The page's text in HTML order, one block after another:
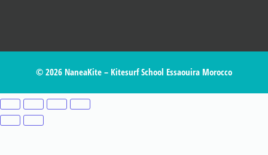
© 2026 NaneaKite – Kitesurf School Essaouira Morocco